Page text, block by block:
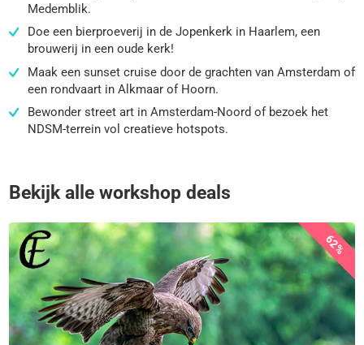
Medemblik.
Doe een bierproeverij in de Jopenkerk in Haarlem, een
brouwerij in een oude kerk!
Maak een sunset cruise door de grachten van Amsterdam of
een rondvaart in Alkmaar of Hoorn.
Bewonder street art in Amsterdam-Noord of bezoek het
NDSM-terrein vol creatieve hotspots.
Bekijk alle workshop deals
62%